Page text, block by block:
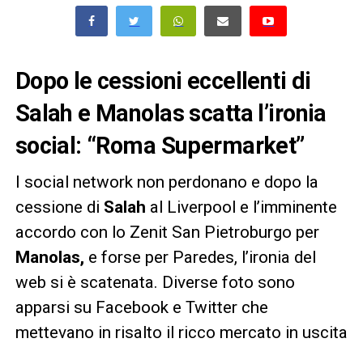
Dopo le cessioni eccellenti di
Salah e Manolas scatta l’ironia
social: “Roma Supermarket”
I social network non perdonano e dopo la
cessione di Salah al Liverpool e l’imminente
accordo con lo Zenit San Pietroburgo per
Manolas, e forse per Paredes, l’ironia del
web si è scatenata. Diverse foto sono
apparsi su Facebook e Twitter che
mettevano in risalto il ricco mercato in uscita